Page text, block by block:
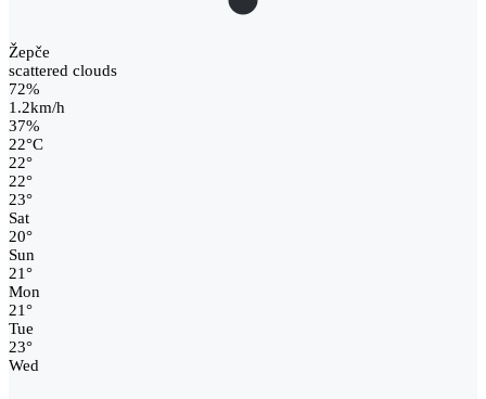
Žepče
scattered clouds
72%
1.2km/h
37%
22°C
22°
22°
23°
Sat
20°
Sun
21°
Mon
21°
Tue
23°
Wed